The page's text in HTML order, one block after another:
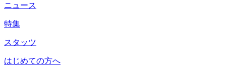
ニュース
特集
スタッツ
はじめての方へ